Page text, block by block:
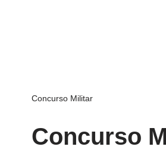
Concurso Militar
Concurso